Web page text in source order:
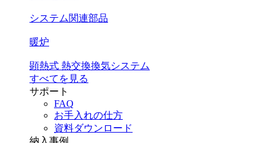
システム関連部品
暖炉
顕熱式 熱交換換気システム
すべてを見る
サポート
FAQ
お手入れの仕方
資料ダウンロード
納入事例